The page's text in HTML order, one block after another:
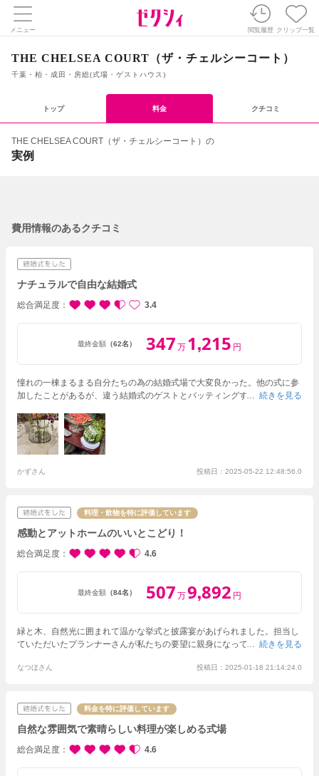
メニュー 閲覧履歴 クリップ一覧
THE CHELSEA COURT（ザ・チェルシーコート）
千葉・柏・成田・房総(式場・ゲストハウス)
トップ 料金 クチコミ
THE CHELSEA COURT（ザ・チェルシーコート）の
実例
費用情報のあるクチコミ
ナチュラルで自由な結婚式
総合満足度 3.4
最終金額 （62名） 347 万 1,215 円
憧れの一棟まるまる自分たちの為の結婚式場で大変良かった。 他の式に参
加したことがあるが、違う結婚式のゲストとバッティングすることがよく
のびくつろいでもらえたと思う。
で、何も装花をプラスしなくても可愛らい雰囲気を出せていたと思う。
た、窓からは緑が見えていて自分たちのチャペルの好みにすごくマッチし
場もあるが、そういった式場だと雨等の悪天候の時にリカバリーが効かな
良かったと思う。
続きを見る
かずさん 投稿日：2025-05-22 12:48:56.0
料理・飲物を特に評価しています
感動とアットホームのいいとこどり！
総合満足度 4.6
最終金額 （84名） 507 万9,892 円
緑と木、自然光に囲まれて温かな挙式と披露宴があげられました。担当し
ていただいたプランナーさんが私たちの要望に親身になって応えてくださ
ストの方からも「素敵な式だったね」とたくさんお言葉をいただきまし
続きを見る
なつほさん 投稿日：2025-01-18 21:14:24.0
料金を特に評価しています
自然な雰囲気で素晴らしい料理が楽しめる式場
総合満足度 4.6